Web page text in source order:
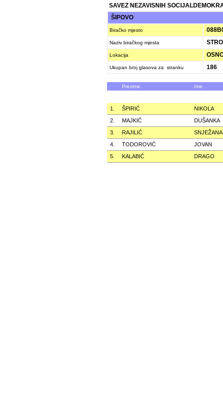
SAVEZ NEZAVISNIH
ŠIPOVO
Biračko mjesto
Naziv biračkog mjesta
Lokacija
Ukupan broj glasova za stranku 186
Prezime Ime
1. ŠPIRIĆ
NIKOLA
2.
MAJKIĆ
DUŠANKA
3.
RAJILIĆ
SNJEŽANA
4.
TODOROVIĆ
JOVAN
5.
KALABIĆ DRAGO